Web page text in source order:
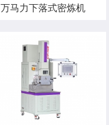
万马力下落式密炼机